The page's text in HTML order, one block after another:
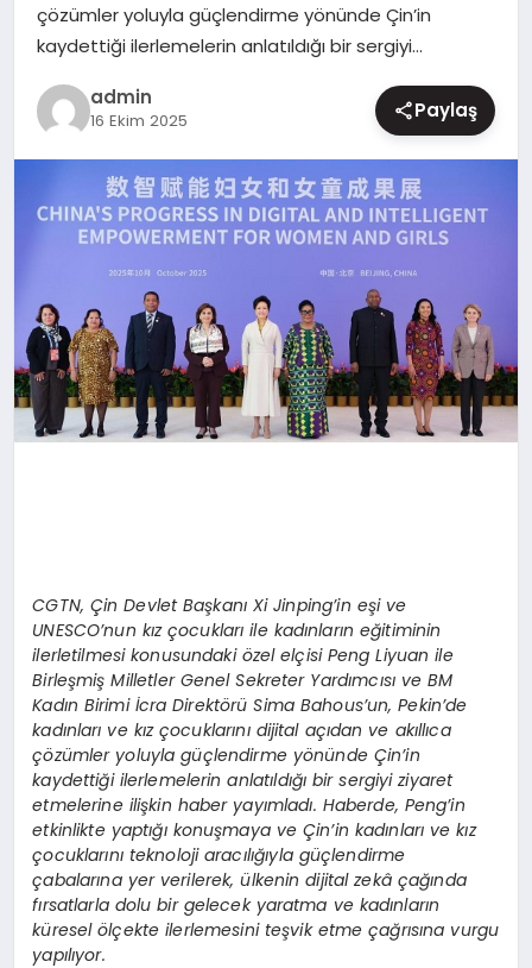
çözümler yoluyla güçlendirme yönünde Çin’in
kaydettiği ilerlemelerin anlatıldığı bir sergiyi…
admin
16 Ekim 2025 Paylaş
CGTN, Çin Devlet Başkanı Xi Jinping’in eşi ve
UNESCO’nun kız çocukları ile kadınların eğitiminin
ilerletilmesi konusundaki özel elçisi Peng Liyuan ile
Birleşmiş Milletler Genel Sekreter Yardımcısı ve BM
Kadın Birimi İcra Direktörü Sima Bahous’un, Pekin’de
kadınları ve kız çocuklarını dijital açıdan ve akıllıca
çözümler yoluyla güçlendirme yönünde Çin’in
kaydettiği ilerlemelerin anlatıldığı bir sergiyi ziyaret
etmelerine ilişkin haber yayımladı. Haberde, Peng’in
etkinlikte yaptığı konuşmaya ve Çin’in kadınları ve kız
çocuklarını teknoloji aracılığıyla güçlendirme
çabalarına yer verilerek, ülkenin dijital zekâ çağında
fırsatlarla dolu bir gelecek yaratma ve kadınların
küresel ölçekte ilerlemesini teşvik etme çağrısına vurgu
yapılıyor.